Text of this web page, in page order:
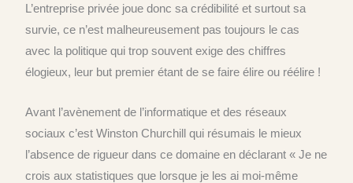
L’entreprise privée joue donc sa crédibilité et surtout sa
survie, ce n’est malheureusement pas toujours le cas
avec la politique qui trop souvent exige des chiffres
élogieux, leur but premier étant de se faire élire ou réélire !
Avant l’avènement de l’informatique et des réseaux
sociaux c’est Winston Churchill qui résumais le mieux
l’absence de rigueur dans ce domaine en déclarant « Je ne
crois aux statistiques que lorsque je les ai moi-même